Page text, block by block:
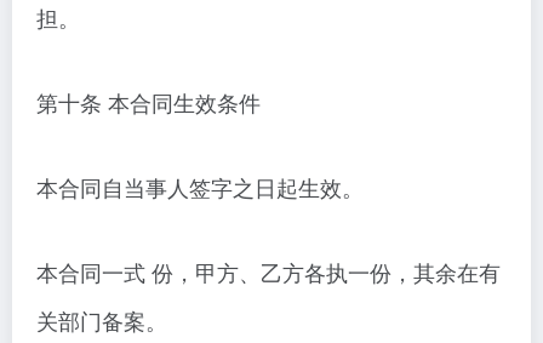
担。
第十条 本合同生效条件
本合同自当事人签字之日起生效。
本合同一式 份，甲方、乙方各执一份，其余在有
关部门备案。